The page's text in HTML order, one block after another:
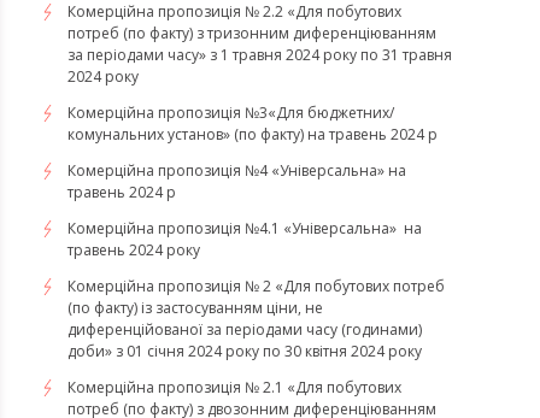
Комерційна пропозиція № 2.2 «Для побутових
потреб (по факту) з тризонним диференціюванням
за періодами часу» з 1 травня 2024 року по 31 травня
2024 року
Комерційна пропозиція №3«Для бюджетних/
комунальних установ» (по факту) на травень 2024 р
Комерційна пропозиція №4 «Універсальна» на
травень 2024 р
Комерційна пропозиція №4.1 «Універсальна» на
травень 2024 року
Комерційна пропозиція № 2 «Для побутових потреб
(по факту) із застосуванням ціни, не
диференційованої за періодами часу (годинами)
доби» з 01 січня 2024 року по 30 квітня 2024 року
Комерційна пропозиція № 2.1 «Для побутових
потреб (по факту) з двозонним диференціюванням